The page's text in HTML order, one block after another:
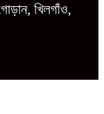
খিলগাঁও,